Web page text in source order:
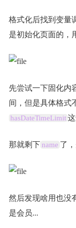
格式化后找到变量
是初始化页面的，
先尝试一下固化内
间，但是具体格式
hasDateTimeLimit
那就剩下 name 了
然后发现啥用也没
是会员...